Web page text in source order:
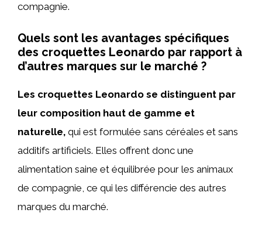
compagnie.
Quels sont les avantages spécifiques
des croquettes Leonardo par rapport à
d’autres marques sur le marché ?
Les croquettes Leonardo se distinguent par
leur composition haut de gamme et
naturelle, qui est formulée sans céréales et sans
additifs artificiels. Elles offrent donc une
alimentation saine et équilibrée pour les animaux
de compagnie, ce qui les différencie des autres
marques du marché.